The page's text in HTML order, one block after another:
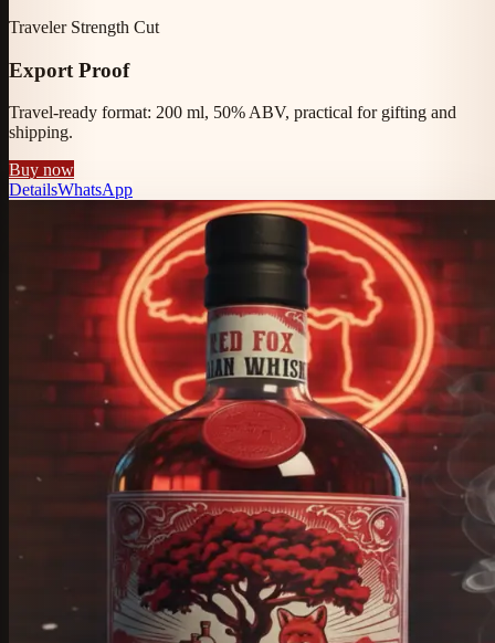
Traveler Strength Cut
Export Proof
Travel-ready format: 200 ml, 50% ABV, practical for gifting and
shipping.
Buy now
DetailsWhatsApp